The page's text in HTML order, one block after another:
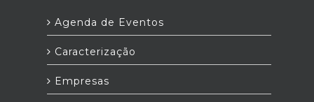
Agenda de Eventos
Caracterização
Empresas